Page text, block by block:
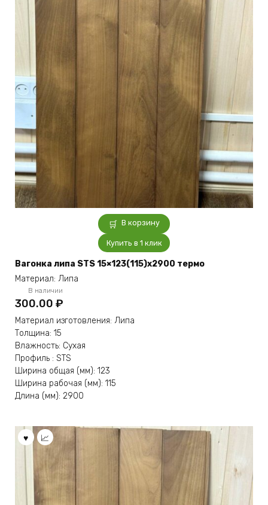
В корзину
Купить в 1 клик
Вагонка липа STS 15×123(115)x2900 термо
Материал: Липа
В наличии
300.00 ₽
Материал изготовления: Липа
Толщина: 15
Влажность: Сухая
Профиль : STS
Ширина общая (мм): 123
Ширина рабочая (мм): 115
Длина (мм): 2900